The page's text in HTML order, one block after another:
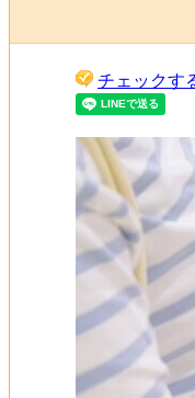
チェックす